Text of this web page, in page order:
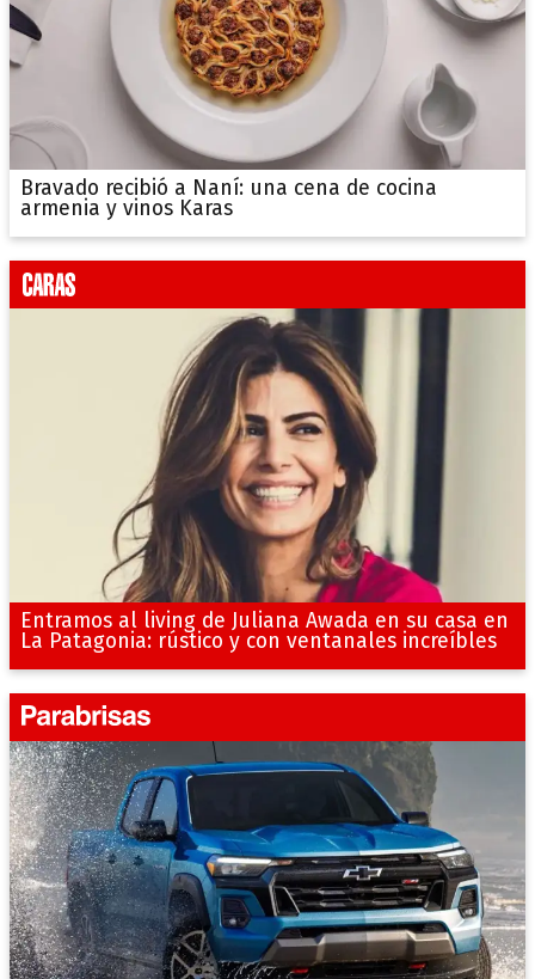
Bravado recibió a Naní: una cena de cocina
armenia y vinos Karas
Entramos al living de Juliana Awada en su casa en
La Patagonia: rústico y con ventanales increíbles